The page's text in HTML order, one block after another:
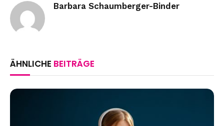
Barbara Schaumberger-Binder
ÄHNLICHE BEITRÄGE